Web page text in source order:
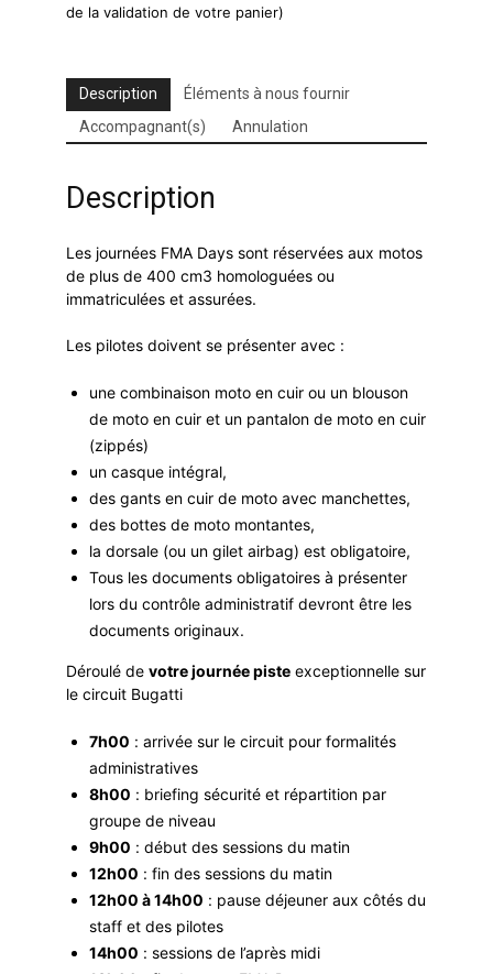
de la validation de votre panier)
Description
Éléments à nous fournir
Accompagnant(s)
Annulation
Description
Les journées FMA Days sont réservées aux motos
de plus de 400 cm3 homologuées ou
immatriculées et assurées.
Les pilotes doivent se présenter avec :
une combinaison moto en cuir ou un blouson
de moto en cuir et un pantalon de moto en cuir
(zippés)
un casque intégral,
des gants en cuir de moto avec manchettes,
des bottes de moto montantes,
la dorsale (ou un gilet airbag) est obligatoire,
Tous les documents obligatoires à présenter
lors du contrôle administratif devront être les
documents originaux.
Déroulé de votre journée piste exceptionnelle sur
le circuit Bugatti
7h00 : arrivée sur le circuit pour formalités
administratives
8h00 : briefing sécurité et répartition par
groupe de niveau
9h00 : début des sessions du matin
12h00 : fin des sessions du matin
12h00 à 14h00 : pause déjeuner aux côtés du
staff et des pilotes
14h00 : sessions de l’après midi